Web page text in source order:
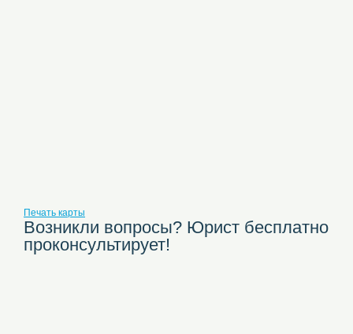
Печать карты
Возникли вопросы? Юрист бесплатно
проконсультирует!